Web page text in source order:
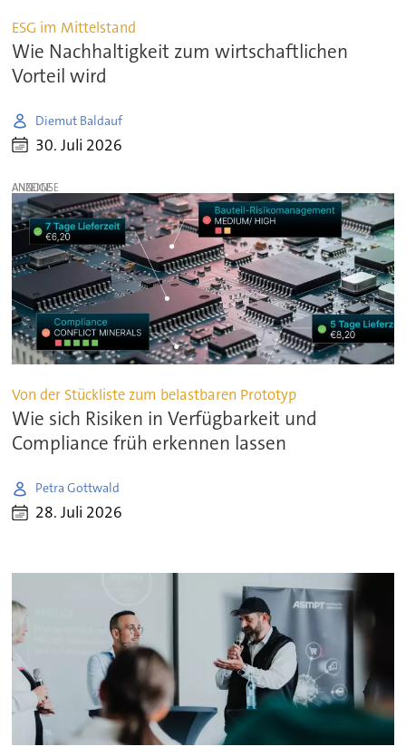
ESG im Mittelstand
Wie Nachhaltigkeit zum wirtschaftlichen
Vorteil wird
Diemut Baldauf
30. Juli 2026
ANZEIGE
Von der Stückliste zum belastbaren Prototyp
Wie sich Risiken in Verfügbarkeit und
Compliance früh erkennen lassen
Petra Gottwald
28. Juli 2026